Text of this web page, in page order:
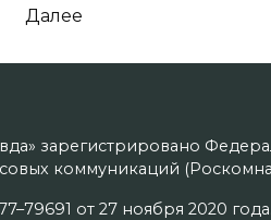
Далее
зарегистрировано
коммуникаций
от 27 ноября 2020 года.